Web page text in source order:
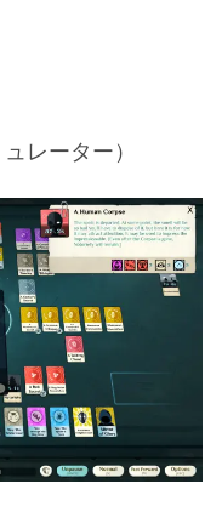
レーター）